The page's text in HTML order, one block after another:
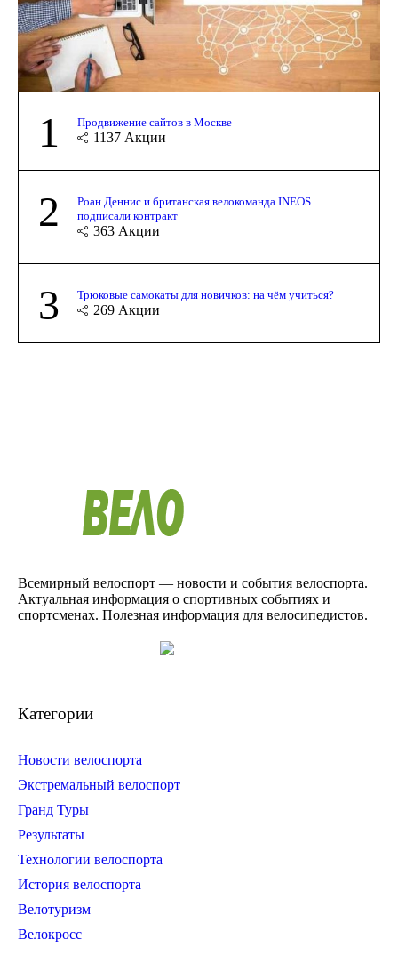
1 Продвижение сайтов в Москве
1137 Акции
2
Роан Деннис и британская велокоманда INEOS
подписали контракт
363 Акции
3 Трюковые самокаты для новичков: на чём учиться?
269 Акции
Всемирный велоспорт — новости и события велоспорта.
Актуальная информация о спортивных событиях и
спортсменах. Полезная информация для велосипедистов.
Категории
Новости велоспорта
Экстремальный велоспорт
Гранд Туры
Результаты
Технологии велоспорта
История велоспорта
Велотуризм
Велокросс